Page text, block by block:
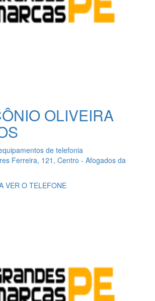
OLIVEIRA
de telefonia
Ferreira, 121, Centro - Afogados da
VER O TELEFONE